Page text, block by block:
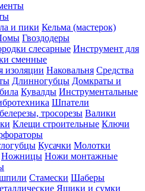
и пики Кельма (мастерок)
Гвоздодеры
слесарные Инструмент для
сменные
изоляции Наковальня Средства
Длинногубцы Домкраты и
Кувалды Инструментальные
Шпатели
тросорезы Валики
Клещи строительные Ключи
Кусачки Молотки
Ножницы Ножи монтажные
Стамески Шаберы
Ящики и сумки